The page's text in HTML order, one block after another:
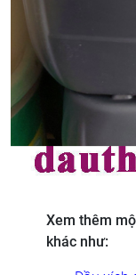
Xem thêm
khác như: